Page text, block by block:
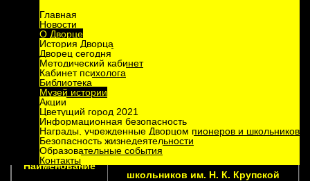
Главная
Новости
О Дворце
История Дворца
Дворец сегодня
Методический кабинет
Кабинет психолога
Библиотека
Музей истории
Акции
Цветущий город 2021
Информационная безопасность
Награды, учрежденные Дворцом пионеров и школьников
Безопасность жизнедеятельности
Образовательные события
Контакты
Информационная справка
Наименование
Музей истории Дворца пионеров и
школьников им. Н. К. Крупской